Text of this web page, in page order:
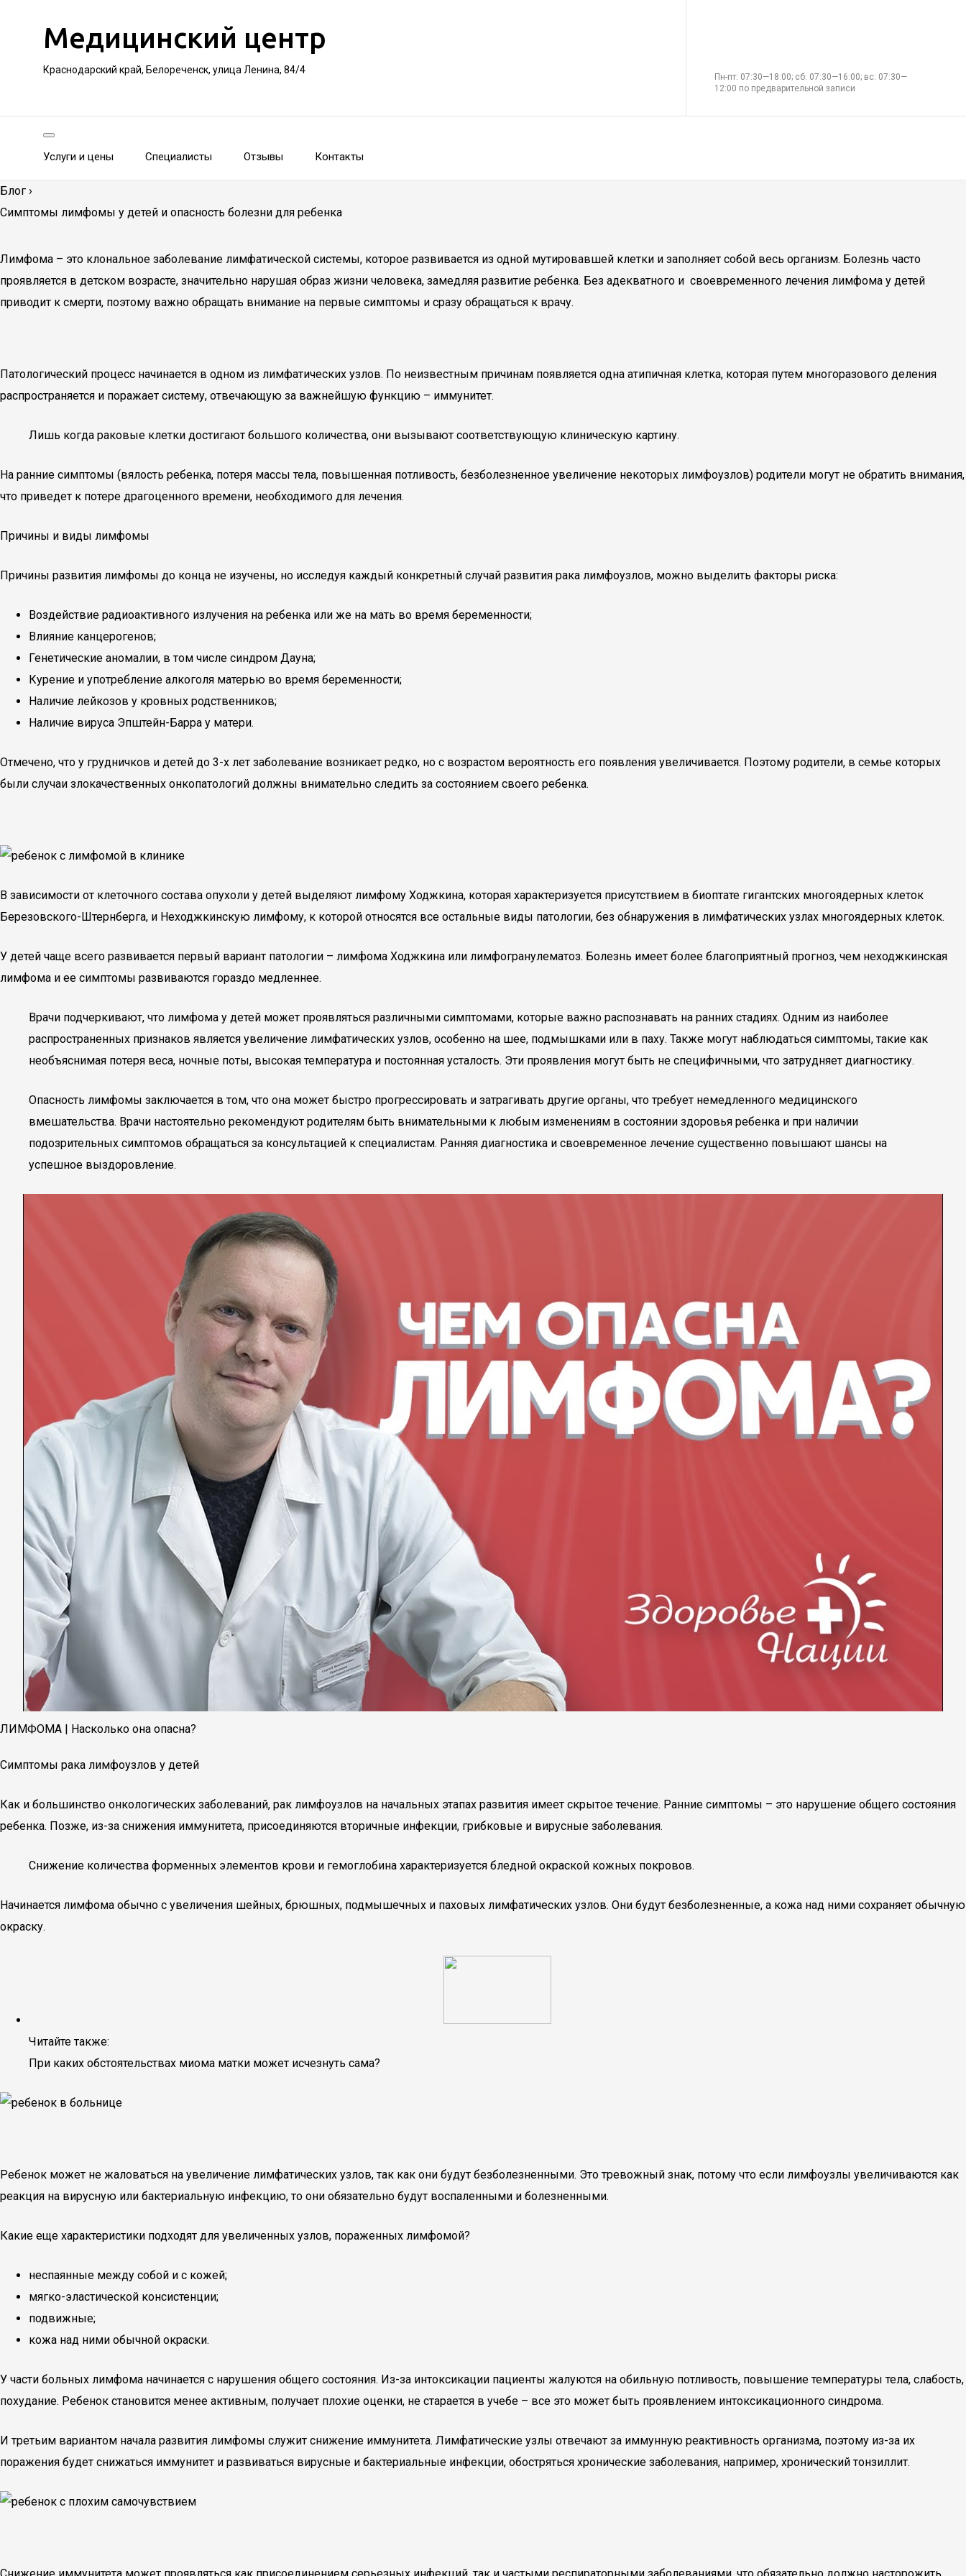
Медицинский центр
Краснодарский край, Белореченск, улица Ленина, 84/4
Пн-пт: 07:30—18:00; сб: 07:30—16:00; вс: 07:30—
12:00 по предварительной записи
Услуги и цены Специалисты Отзывы Контакты
Блог ›
Симптомы лимфомы у детей и опасность болезни для ребенка
Лимфома – это клональное заболевание лимфатической системы, которое развивается из одной мутировавшей клетки и заполняет собой весь организм. Болезнь часто
проявляется в детском возрасте, значительно нарушая образ жизни человека, замедляя развитие ребенка. Без адекватного и своевременного лечения лимфома у детей
приводит к смерти, поэтому важно обращать внимание на первые симптомы и сразу обращаться к врачу.
Патологический процесс начинается в одном из лимфатических узлов. По неизвестным причинам появляется одна атипичная клетка, которая путем многоразового деления
распространяется и поражает систему, отвечающую за важнейшую функцию – иммунитет.
Лишь когда раковые клетки достигают большого количества, они вызывают соответствующую клиническую картину.
На ранние симптомы (вялость ребенка, потеря массы тела, повышенная потливость, безболезненное увеличение некоторых лимфоузлов) родители могут не обратить внимания,
что приведет к потере драгоценного времени, необходимого для лечения.
Причины и виды лимфомы
Причины развития лимфомы до конца не изучены, но исследуя каждый конкретный случай развития рака лимфоузлов, можно выделить факторы риска:
Воздействие радиоактивного излучения на ребенка или же на мать во время беременности;
Влияние канцерогенов;
Генетические аномалии, в том числе синдром Дауна;
Курение и употребление алкоголя матерью во время беременности;
Наличие лейкозов у кровных родственников;
Наличие вируса Эпштейн-Барра у матери.
Отмечено, что у грудничков и детей до 3-х лет заболевание возникает редко, но с возрастом вероятность его появления увеличивается. Поэтому родители, в семье которых
были случаи злокачественных онкопатологий должны внимательно следить за состоянием своего ребенка.
В зависимости от клеточного состава опухоли у детей выделяют лимфому Ходжкина, которая характеризуется присутствием в биоптате гигантских многоядерных клеток
Березовского-Штернберга, и Неходжкинскую лимфому, к которой относятся все остальные виды патологии, без обнаружения в лимфатических узлах многоядерных клеток.
У детей чаще всего развивается первый вариант патологии – лимфома Ходжкина или лимфогранулематоз. Болезнь имеет более благоприятный прогноз, чем неходжкинская
лимфома и ее симптомы развиваются гораздо медленнее.
Врачи подчеркивают, что лимфома у детей может проявляться различными симптомами, которые важно распознавать на ранних стадиях. Одним из наиболее
распространенных признаков является увеличение лимфатических узлов, особенно на шее, подмышками или в паху. Также могут наблюдаться симптомы, такие как
необъяснимая потеря веса, ночные поты, высокая температура и постоянная усталость. Эти проявления могут быть не специфичными, что затрудняет диагностику.
Опасность лимфомы заключается в том, что она может быстро прогрессировать и затрагивать другие органы, что требует немедленного медицинского
вмешательства. Врачи настоятельно рекомендуют родителям быть внимательными к любым изменениям в состоянии здоровья ребенка и при наличии
подозрительных симптомов обращаться за консультацией к специалистам. Ранняя диагностика и своевременное лечение существенно повышают шансы на
успешное выздоровление.
ЛИМФОМА | Насколько она опасна?
Симптомы рака лимфоузлов у детей
Как и большинство онкологических заболеваний, рак лимфоузлов на начальных этапах развития имеет скрытое течение. Ранние симптомы – это нарушение общего состояния
ребенка. Позже, из-за снижения иммунитета, присоединяются вторичные инфекции, грибковые и вирусные заболевания.
Снижение количества форменных элементов крови и гемоглобина характеризуется бледной окраской кожных покровов.
Начинается лимфома обычно с увеличения шейных, брюшных, подмышечных и паховых лимфатических узлов. Они будут безболезненные, а кожа над ними сохраняет обычную
окраску.
Читайте также:
При каких обстоятельствах миома матки может исчезнуть сама?
Ребенок может не жаловаться на увеличение лимфатических узлов, так как они будут безболезненными. Это тревожный знак, потому что если лимфоузлы увеличиваются как
реакция на вирусную или бактериальную инфекцию, то они обязательно будут воспаленными и болезненными.
Какие еще характеристики подходят для увеличенных узлов, пораженных лимфомой?
неспаянные между собой и с кожей;
мягко-эластической консистенции;
подвижные;
кожа над ними обычной окраски.
У части больных лимфома начинается с нарушения общего состояния. Из-за интоксикации пациенты жалуются на обильную потливость, повышение температуры тела, слабость,
похудание. Ребенок становится менее активным, получает плохие оценки, не старается в учебе – все это может быть проявлением интоксикационного синдрома.
И третьим вариантом начала развития лимфомы служит снижение иммунитета. Лимфатические узлы отвечают за иммунную реактивность организма, поэтому из-за их
поражения будет снижаться иммунитет и развиваться вирусные и бактериальные инфекции, обостряться хронические заболевания, например, хронический тонзиллит.